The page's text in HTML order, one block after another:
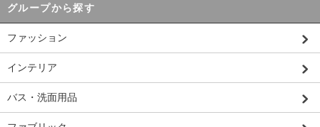
グループから探す
ファッション
インテリア
バス・洗面用品